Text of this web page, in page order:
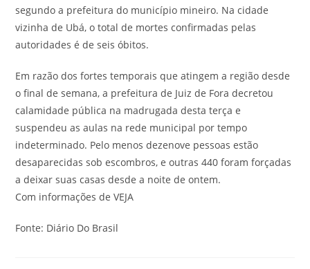
segundo a prefeitura do município mineiro. Na cidade
vizinha de Ubá, o total de mortes confirmadas pelas
autoridades é de seis óbitos.
Em razão dos fortes temporais que atingem a região desde
o final de semana, a prefeitura de Juiz de Fora decretou
calamidade pública na madrugada desta terça e
suspendeu as aulas na rede municipal por tempo
indeterminado. Pelo menos dezenove pessoas estão
desaparecidas sob escombros, e outras 440 foram forçadas
a deixar suas casas desde a noite de ontem.
Com informações de VEJA
Fonte: Diário Do Brasil